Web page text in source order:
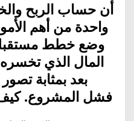
أن حساب الربح
واحدة من أهم
وضع خطط
المال الذي
بعد بمثابة
فشل المشروع.